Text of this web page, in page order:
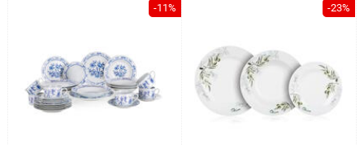
-11% -23%